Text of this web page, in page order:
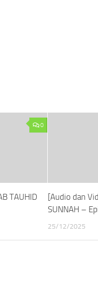
0
TAUHID
[Audio dan
SUNNAH –
25/12/2025